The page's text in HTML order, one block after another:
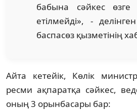
бабына сәйкес өзге
етілмейді», -
баспасөз қызметінің
Айта кетейік, Көлік
ресми ақпаратқа сәйкес,
оның 3 орынбасары бар: